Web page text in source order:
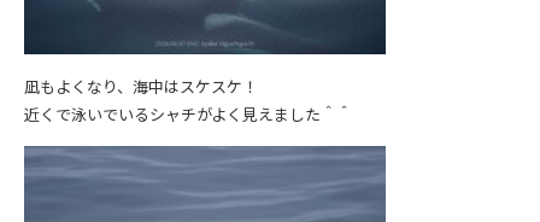
凪もよくなり、海中はスケスケ！
近くで泳いでいるシャチがよく見えました＾＾